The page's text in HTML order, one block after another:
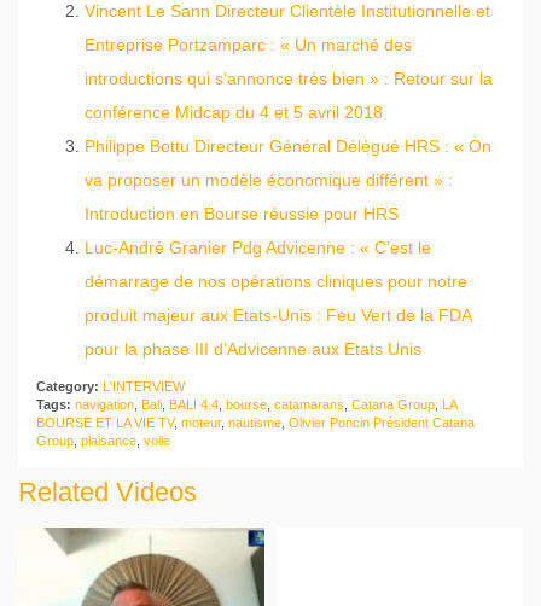
Vincent Le Sann Directeur Clientèle Institutionnelle et
Entreprise Portzamparc : « Un marché des
introductions qui s’annonce très bien » : Retour sur la
conférence Midcap du 4 et 5 avril 2018
Philippe Bottu Directeur Général Délégué HRS : « On
va proposer un modèle économique différent » :
Introduction en Bourse réussie pour HRS
Luc-André Granier Pdg Advicenne : « C’est le
démarrage de nos opérations cliniques pour notre
produit majeur aux Etats-Unis : Feu Vert de la FDA
pour la phase III d’Advicenne aux Etats Unis
Category: L'INTERVIEW
Tags: navigation Bali BALI 4.4 bourse catamarans Catana Group LA
BOURSE ET LA VIE TV, moteur, nautisme Olivier Poncin Président Catana
Group plaisance voile
Related Videos